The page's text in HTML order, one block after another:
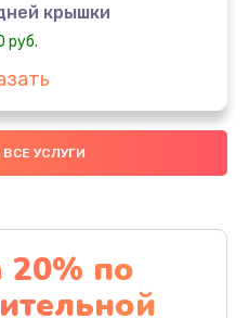
крышки
руб.
руб.
платы
руб.
УСЛУГИ
20% по